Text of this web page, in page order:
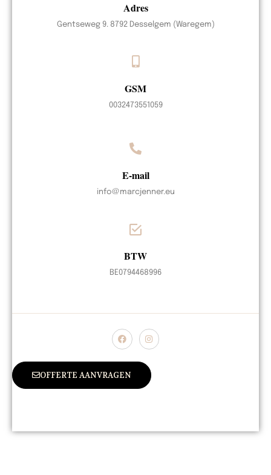
Adres
Gentseweg 9. 8792 Desselgem (Waregem)
GSM
0032473551059
E-mail
info@marcjenner.eu
BTW
BE0794468996
OFFERTE AANVRAGEN